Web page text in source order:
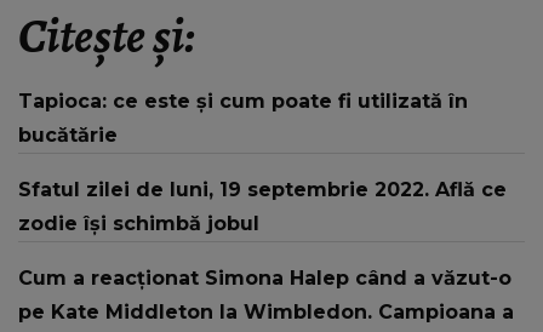
Citește și:
Tapioca: ce este și cum poate fi utilizată în
bucătărie
Sfatul zilei de luni, 19 septembrie 2022. Află ce
zodie își schimbă jobul
Cum a reacționat Simona Halep când a văzut-o
pe Kate Middleton la Wimbledon. Campioana a